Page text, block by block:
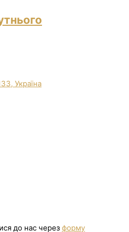
Україна
до нас через форму